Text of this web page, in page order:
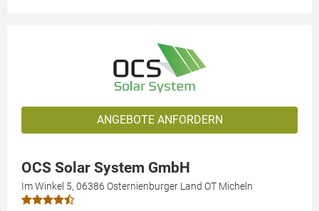
ANGEBOTE ANFORDERN
OCS Solar System GmbH
Im Winkel 5, 06386 Osternienburger Land OT Micheln